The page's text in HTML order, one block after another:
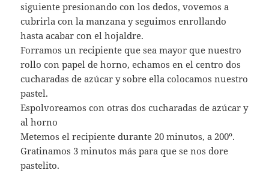
siguiente presionando con los dedos, vovemos a
cubrirla con la manzana y seguimos enrollando
hasta acabar con el hojaldre.
Forramos un recipiente que sea mayor que nuestro
rollo con papel de horno, echamos en el centro dos
cucharadas de azúcar y sobre ella colocamos nuestro
pastel.
Espolvoreamos con otras dos cucharadas de azúcar y
al horno
Metemos el recipiente durante 20 minutos, a 200º.
Gratinamos 3 minutos más para que se nos dore
pastelito.